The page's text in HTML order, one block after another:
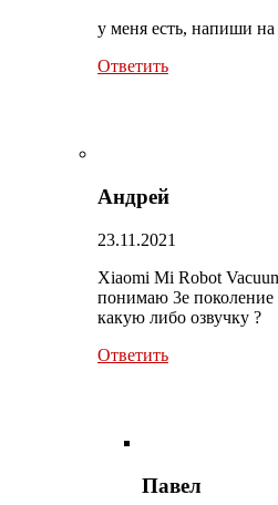
у меня есть, напиши на
Ответить
Андрей
23.11.2021
Xiaomi Mi Robot
понимаю 3е поколение
какую либо озвучку ?
Ответить
Павел